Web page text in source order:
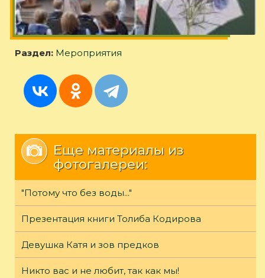
Раздел: Мероприятия
Еще материалы из
фотогалереи:
"Потому что без воды..."
Презентация книги Толиба Кодирова
Девушка Катя и зов предков
Никто вас и не любит, так как мы!